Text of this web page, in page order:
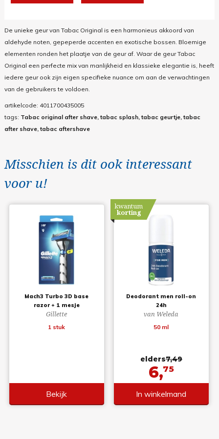
De unieke geur van Tabac Original is een harmonieus akkoord van
aldehyde noten, gepeperde accenten en exotische bossen. Bloemige
elementen ronden het plaatje van de geur af. Waar de geur Tabac
Original een perfecte mix van manlijkheid en klassieke elegantie is, heeft
iedere geur ook zijn eigen specifieke nuance om aan de verwachtingen
van de gebruikers te voldoen.
artikelcode: 4011700435005
tags: Tabac original after shave, tabac splash, tabac geurtje, tabac
after shave, tabac aftershave
Misschien is dit ook interessant
voor u!
Mach3 Turbo 3D base
razor + 1 mesje
Gillette
1 stuk
Bekijk
Deodorant men roll-on
24h
van Weleda
50 ml
kwantum
korting
elders7,49
6,75
In winkelmand